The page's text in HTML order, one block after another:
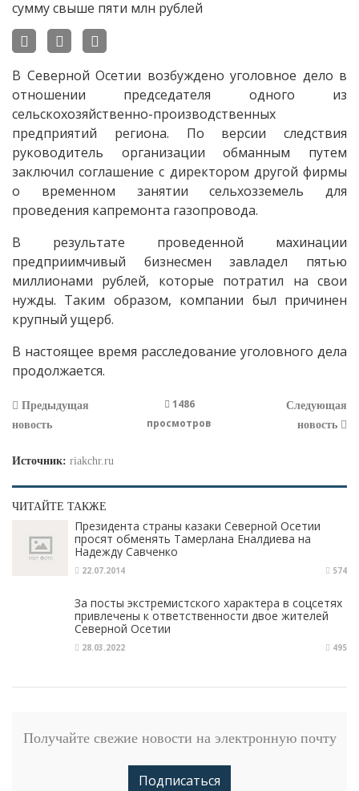
В Северной Осетии возбуждено уголовное дело в
отношении председателя одного из
сельскохозяйственно-производственных
предприятий региона. По версии следствия
руководитель организации обманным путем
заключил соглашение с директором другой фирмы
о временном занятии сельхозземель для
проведения капремонта газопровода.
В результате проведенной махинации
предприимчивый бизнесмен завладел пятью
миллионами рублей, которые потратил на свои
нужды. Таким образом, компании был причинен
крупный ущерб.
В настоящее время расследование уголовного дела
продолжается.
Предыдущая
новость
1486
просмотров
Следующая
новость
Источник: riakchr.ru
ЧИТАЙТЕ ТАКЖЕ
Президента страны казаки Северной Осетии
просят обменять Тамерлана Еналдиева на
Надежду Савченко
22.07.2014 574
За посты экстремистского характера в соцсетях
привлечены к ответственности двое жителей
Северной Осетии
28.03.2022 495
Получайте свежие новости на электронную почту
Подписаться